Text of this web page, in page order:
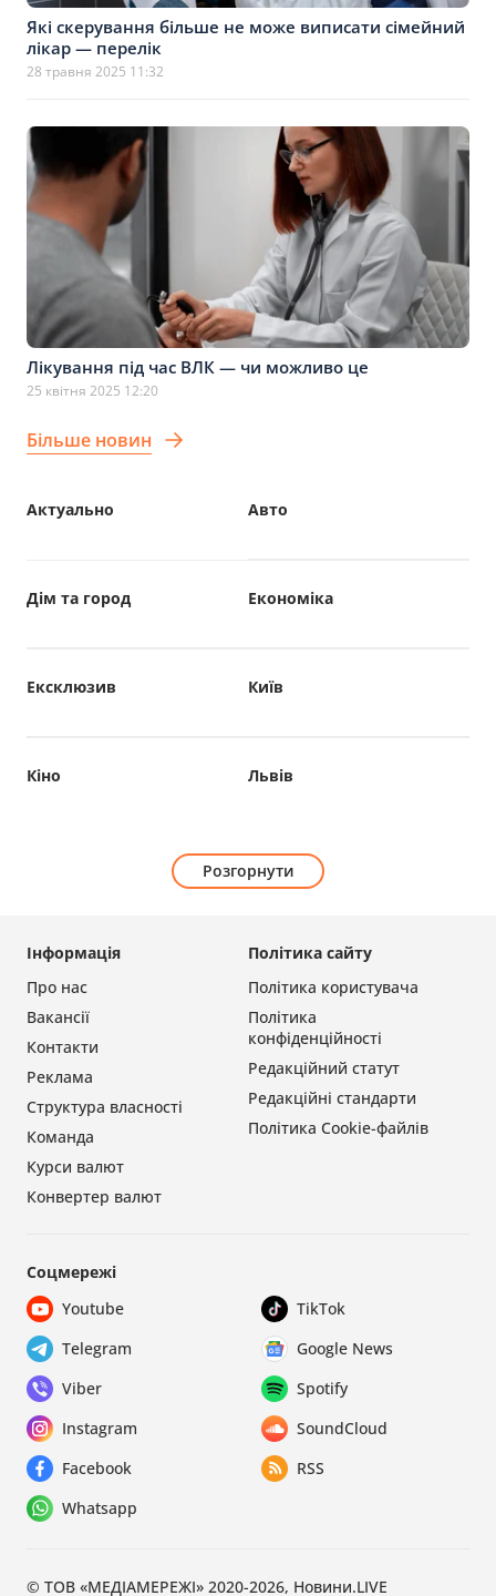
Які скерування більше не може виписати сімейний
лікар — перелік
28 травня 2025 11:32
Лікування під час ВЛК — чи можливо це
25 квітня 2025 12:20
Більше новин
Авто
Актуально
Дім та город Економіка
Ексклюзив Київ
Кіно Львів
Розгорнути
Політика сайту
Політика користувача
Політика
конфіденційності
Редакційний статут
Редакційні стандарти
Політика Cookie-файлів
Інформація
Про нас
Вакансії
Контакти
Реклама
Структура власності
Команда
Курси валют
Конвертер валют
Соцмережі
Youtube
TikTok
Telegram
Google News
Viber
Spotify
Instagram
SoundCloud
Facebook
RSS
Whatsapp
© ТОВ «МЕДІАМЕРЕЖІ» 2020-2026, Новини.LIVE